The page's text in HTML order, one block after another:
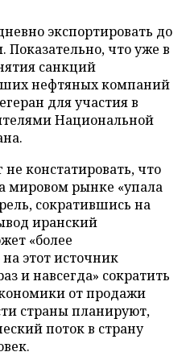
экспортировать до
Показательно, что уже в
санкций
нефтяных компаний
для участия в
Национальной
констатировать, что
мировом рынке «упала
сократившись на
иранский
«более
этот источник
и навсегда» сократить
от продажи
страны планируют,
поток в страну